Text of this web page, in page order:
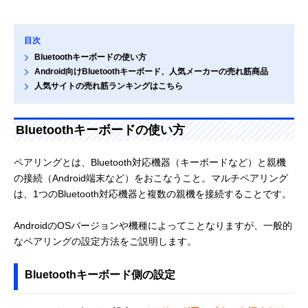
目次
Bluetoothキーボードの使い方
Android向けBluetoothキーボード、人気メーカーの売れ筋商品
人気サイトの売れ筋ランキングはこちら
Bluetoothキーボードの使い方
ペアリングとは、Bluetooth対応機器（キーボードなど）と親機
の接続（Android端末など）をおこなうこと。マルチペアリング
は、1つのBluetooth対応機器と複数の親機を接続することです。
AndroidのOSバージョンや機種によってことなりますが、一般的
なペアリングの設定方法をご説明します。
Bluetoothキーボード側の設定